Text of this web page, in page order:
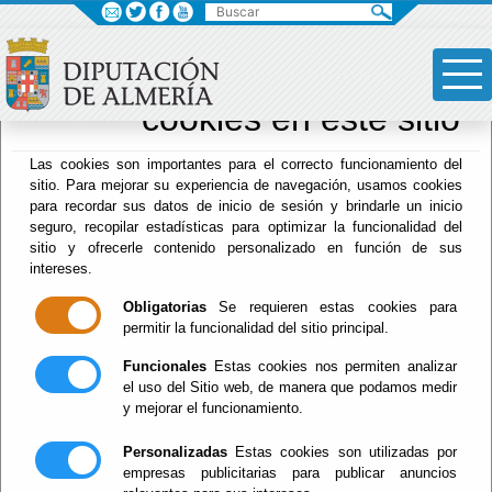
Sus opciones en
relación al uso de
cookies en este sitio
Las cookies son importantes para el correcto funcionamiento del
sitio. Para mejorar su experiencia de navegación, usamos cookies
para recordar sus datos de inicio de sesión y brindarle un inicio
seguro, recopilar estadísticas para optimizar la funcionalidad del
sitio y ofrecerle contenido personalizado en función de sus
intereses.
Obligatorias Se requieren estas cookies para
permitir la funcionalidad del sitio principal.
Funcionales Estas cookies nos permiten analizar
el uso del Sitio web, de manera que podamos medir
y mejorar el funcionamiento.
Personalizadas Estas cookies son utilizadas por
empresas publicitarias para publicar anuncios
Drogodependencias
Menú Hacienda
Inicio -
PREVENCION
ÁREA DE
PREVENCION